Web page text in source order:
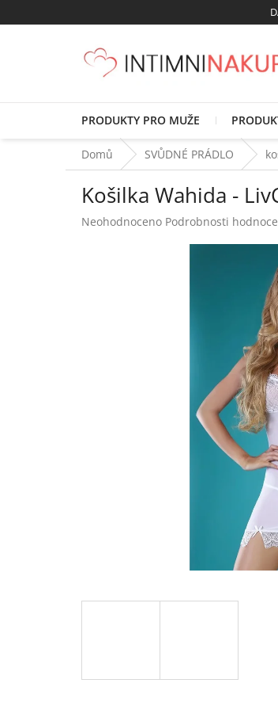
na
PRODUKTY PRO MUŽE
Domů SVŮDNÉ PRÁDLO
Košilka Wahida -
Průměrné
Neohodnoceno Podrobnosti